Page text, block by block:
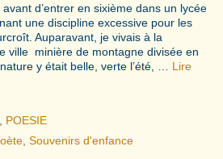
d’entrer en sixième dans un lycée
une discipline excessive pour les
Auparavant, je vivais à la
ville minière de montagne divisée en
y était belle, verte l’été, … Lire
POESIE
,Souvenirs d'enfance